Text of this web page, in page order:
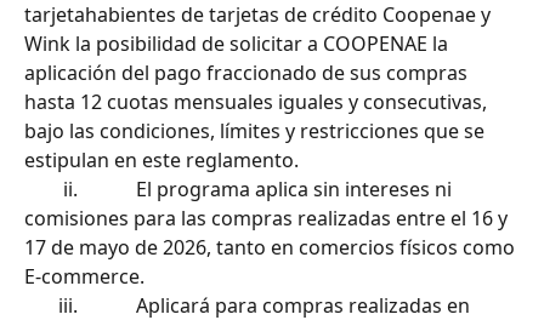
tarjetahabientes de tarjetas de crédito Coopenae y
Wink la posibilidad de solicitar a COOPENAE la
aplicación del pago fraccionado de sus compras
hasta 12 cuotas mensuales iguales y consecutivas,
bajo las condiciones, límites y restricciones que se
estipulan en este reglamento.
comisiones para las compras realizadas entre el 16 y
17 de mayo de 2026, tanto en comercios físicos como
E-commerce.